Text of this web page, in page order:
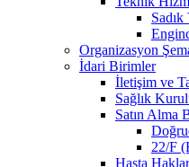
Organizasyon
İdari Birimler
İletişim ve
Sağlık
Satın Alma
22/F
Hasta